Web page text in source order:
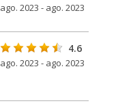
ago. 2023 - ago. 2023
4.6
ago. 2023 - ago. 2023